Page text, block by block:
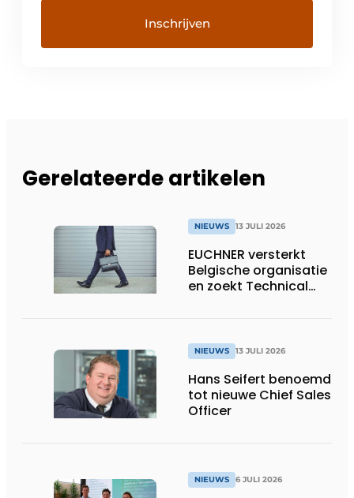
Gerelateerde artikelen
NIEUWS 13 JULI 2026
EUCHNER versterkt
Belgische organisatie
en zoekt Technical
NIEUWS 13 JULI 2026
Hans Seifert benoemd
tot nieuwe Chief Sales
Officer
NIEUWS 6 JULI 2026